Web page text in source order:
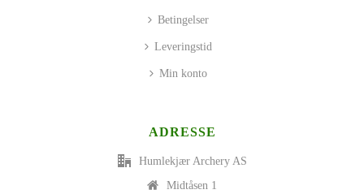
Betingelser
Leveringstid
Min konto
ADRESSE
Humlekjær Archery AS
Midtåsen 1